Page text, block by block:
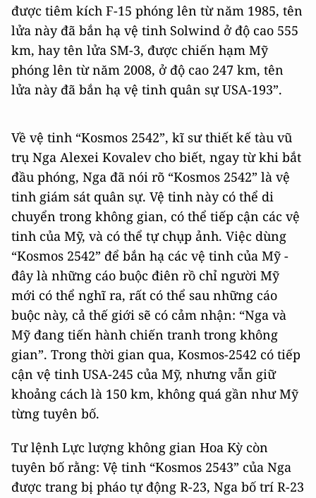
được tiêm kích F-15 phóng lên từ năm 1985, tên
lửa này đã bắn hạ vệ tinh Solwind ở độ cao 555
km, hay tên lửa SM-3, được chiến hạm Mỹ
phóng lên từ năm 2008, ở độ cao 247 km, tên
lửa này đã bắn hạ vệ tinh quân sự USA-193”.
Về vệ tinh “Kosmos 2542”, kĩ sư thiết kế tàu vũ
trụ Nga Alexei Kovalev cho biết, ngay từ khi bắt
đầu phóng, Nga đã nói rõ “Kosmos 2542” là vệ
tinh giám sát quân sự. Vệ tinh này có thể di
chuyển trong không gian, có thể tiếp cận các vệ
tinh của Mỹ, và có thể tự chụp ảnh. Việc dùng
“Kosmos 2542” để bắn hạ các vệ tinh của Mỹ -
đây là những cáo buộc điên rồ chỉ người Mỹ
mới có thể nghĩ ra, rất có thể sau những cáo
buộc này, cả thế giới sẽ có cảm nhận: “Nga và
Mỹ đang tiến hành chiến tranh trong không
gian”. Trong thời gian qua, Kosmos-2542 có tiếp
cận vệ tinh USA-245 của Mỹ, nhưng vẫn giữ
khoảng cách là 150 km, không quá gần như Mỹ
từng tuyên bố.
Tư lệnh Lực lượng không gian Hoa Kỳ còn
tuyên bố rằng: Vệ tinh “Kosmos 2543” của Nga
được trang bị pháo tự động R-23, Nga bố trí R-23